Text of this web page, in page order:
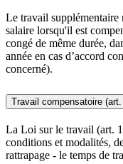
Le travail supplémentaire
salaire lorsqu'il est
congé de même durée,
année en cas d’accord
concerné).
Travail compensatoire
La Loi sur le travail (art.
conditions et modalités,
rattrapage - le temps de